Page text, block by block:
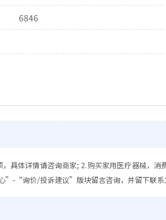
6846
具体详情请咨询商家; 2.购买家用医疗器械，
“询价/投诉建议”版块留言咨询，并留下联系